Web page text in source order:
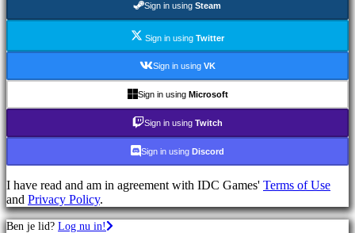
Sportspellen
Racing
Casual
Indie
Simulation
Puzzle
games
Fighting
games
Demo's
Sign in using Steam
Sign in using Twitter
Sign in using VK
Sign in using Microsoft
Sign in using Twitch
Sign in using Discord
I have read and am in agreement with IDC Games' Terms of Use
and Privacy Policy.
Ben je lid? Log nu in!